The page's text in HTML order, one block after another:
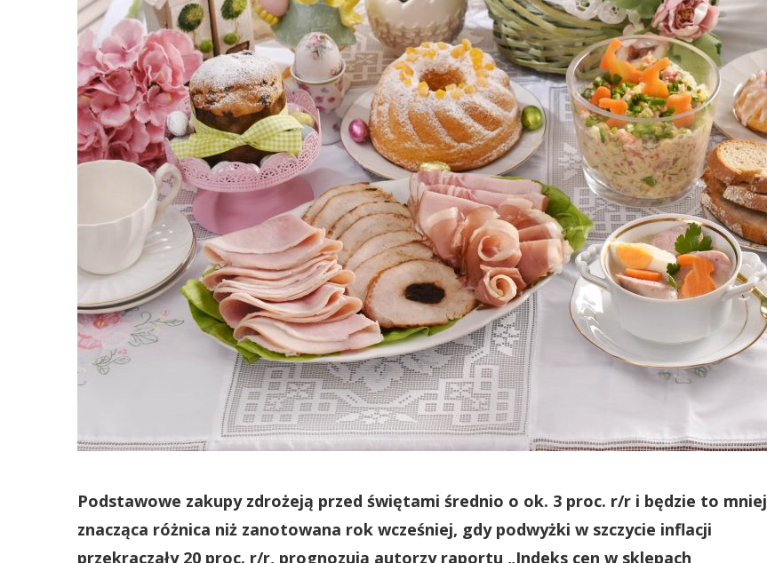
Podstawowe zakupy zdrożeją przed świętami średnio o ok. 3 proc. r/r i będzie to mniej
znacząca różnica niż zanotowana rok wcześniej, gdy podwyżki w szczycie inflacji
przekraczały 20 proc. r/r, prognozują autorzy raportu „Indeks cen w sklepach